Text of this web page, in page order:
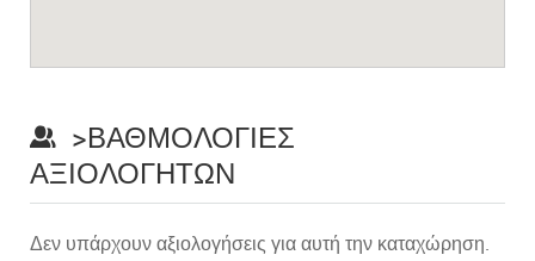
>ΒΑΘΜΟΛΟΓΊΕΣ
ΑΞΙΟΛΟΓΗΤΏΝ
Δεν υπάρχουν αξιολογήσεις για αυτή την καταχώρηση.